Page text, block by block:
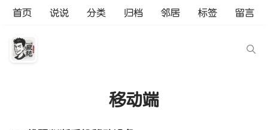
首页 说说 分类 归档 邻居 标签 留言
移动端